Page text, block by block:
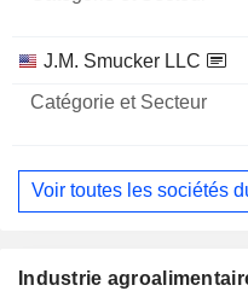
J.M. Smucker LLC
Voir toutes les sociétés
Industrie